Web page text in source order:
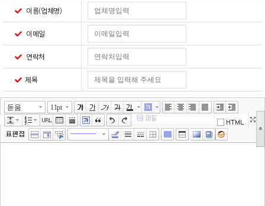
이름(업체명)
이메일
연락처
제목
돋움 11pt